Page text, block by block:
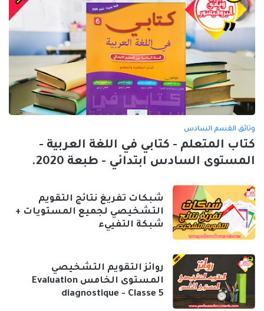
وثائق القسم السادس
كتاب المتعلم - كتابي في اللغة العربية -
المستوى السادس ابتدائي - طبعة 2020.
شبكات تفريغ نتائج التقويم
التشخيصي لجميع المستويات +
شبكة التفييء
روائز التقويم التشخيصي
المستوى الخامس Evaluation
diagnostique - Classe 5